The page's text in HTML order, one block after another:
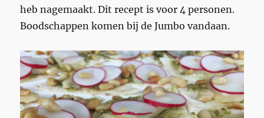
heb nagemaakt. Dit recept is voor 4 personen.
Boodschappen komen bij de Jumbo vandaan.